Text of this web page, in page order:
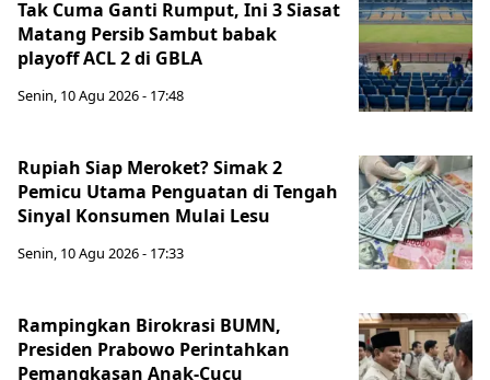
Tak Cuma Ganti Rumput, Ini 3 Siasat
Matang Persib Sambut babak
playoff ACL 2 di GBLA
Senin, 10 Agu 2026 - 17:48
Rupiah Siap Meroket? Simak 2
Pemicu Utama Penguatan di Tengah
Sinyal Konsumen Mulai Lesu
Senin, 10 Agu 2026 - 17:33
Rampingkan Birokrasi BUMN,
Presiden Prabowo Perintahkan
Pemangkasan Anak-Cucu